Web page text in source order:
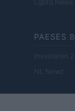
PAESES
Investeren
NL Newz